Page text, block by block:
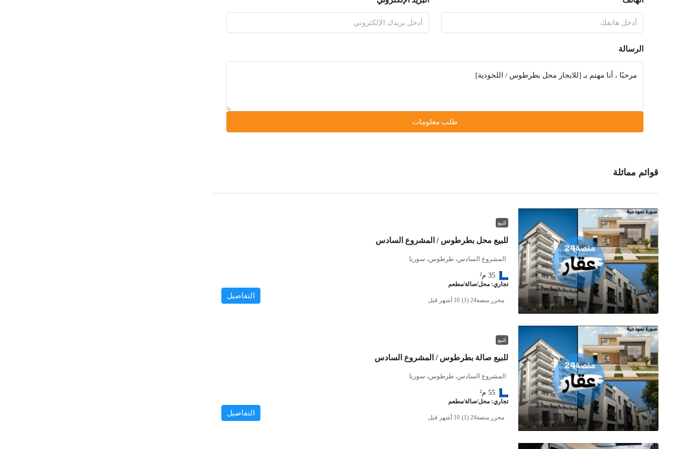
الرسالة
طلب معلومات
قوائم مماثلة
للبيع
للبيع محل بطرطوس / المشروع السادس
المشروع السادس، طرطوس، سوريا
35 م²
تجاري: محل/صالة/مطعم
التفاصيل
محرر منصة24 (1)
للبيع
للبيع صالة بطرطوس / المشروع السادس
المشروع السادس، طرطوس، سوريا
55 م²
تجاري: محل/صالة/مطعم
التفاصيل
محرر منصة24 (1)